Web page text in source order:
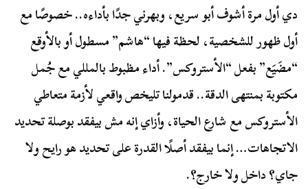
دي أول مرة أشوف أبو سريع، وبهرني جدًا بأداءه.. خصوصًا مع
أول ظهور للشخصية، لحظة فيها “هاشم” مسطول أو بالأوقع
“مضَيَع” بفعل “الأستروكس”. أداء مظبوط بالمللي مع جُمل
مكتوبة بمنتهى الدقة.. قدمولنا تليخص واقعي لأزمة متعاطي
الأستروكس مع شارع الحياة، وأزاي إنه مش بيفقد بوصلة تحديد
الاتجاهات… إنما بيفقد أصلًا القدرة على تحديد هو رايح ولا
جاي؟ داخل ولا خارج؟.